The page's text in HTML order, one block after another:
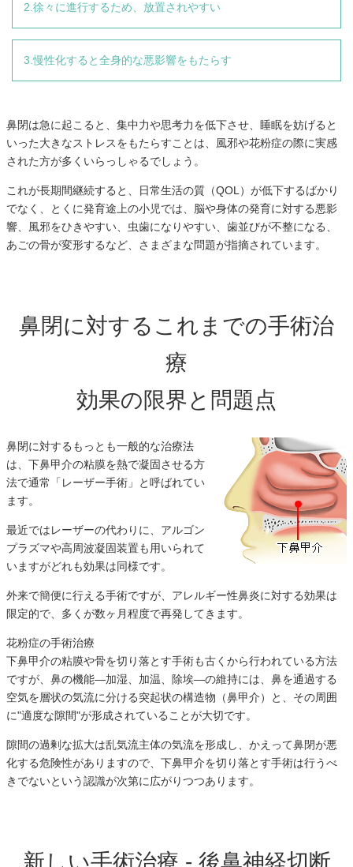
2.徐々に進行するため、放置されやすい
3.慢性化すると全身的な悪影響をもたらす
鼻閉は急に起こると、集中力や思考力を低下させ、睡眠を妨げると
いった大きなストレスをもたらすことは、風邪や花粉症の際に実感
された方が多くいらっしゃるでしょう。
これが長期間継続すると、日常生活の質（QOL）が低下するばかり
でなく、とくに発育途上の小児では、脳や身体の発育に対する悪影
響、風邪をひきやすい、虫歯になりやすい、歯並びが不整になる、
あごの骨が変形するなど、さまざまな問題が指摘されています。
鼻閉に対するこれまでの手術治
療
効果の限界と問題点
鼻閉に対するもっとも一般的な治療法
は、下鼻甲介の粘膜を熱で凝固させる方
法で通常「レーザー手術」と呼ばれてい
ます。
最近ではレーザーの代わりに、アルゴン
プラズマや高周波凝固装置も用いられて
いますがどれも効果は同様です。
外来で簡便に行える手術ですが、アレルギー性鼻炎に対する効果は
限定的で、多くが数ヶ月程度で再発してきます。
花粉症の手術治療
下鼻甲介の粘膜や骨を切り落とす手術も古くから行われている方法
ですが、鼻の機能―加湿、加温、除埃―の維持には、鼻を通過する
空気を層状の気流に分ける突起状の構造物（鼻甲介）と、その周囲
に"適度な隙間"が形成されていることが大切です。
隙間の過剰な拡大は乱気流主体の気流を形成し、かえって鼻閉が悪
化する危険性がありますので、下鼻甲介を切り落とす手術は行うべ
きでないという認識が次第に広がりつつあります。
新しい手術治療 - 後鼻神経切断